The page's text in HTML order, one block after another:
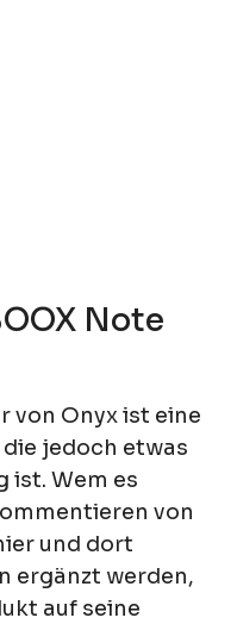
Note
von Onyx ist eine
jedoch etwas
ist. Wem es
von
und dort
ergänzt werden,
auf seine